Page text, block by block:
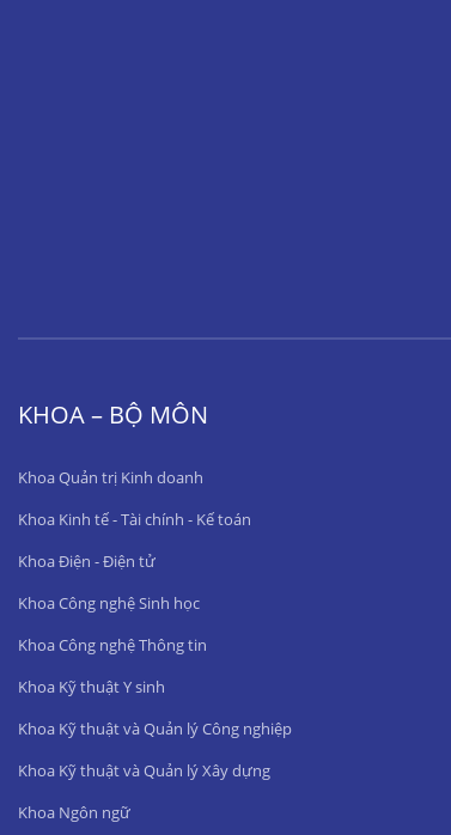
KHOA – BỘ MÔN
Khoa Quản trị Kinh doanh
Khoa Kinh tế - Tài chính - Kế toán
Khoa Điện - Điện tử
Khoa Công nghệ Sinh học
Khoa Công nghệ Thông tin
Khoa Kỹ thuật Y sinh
Khoa Kỹ thuật và Quản lý Công nghiệp
Khoa Kỹ thuật và Quản lý Xây dựng
Khoa Ngôn ngữ